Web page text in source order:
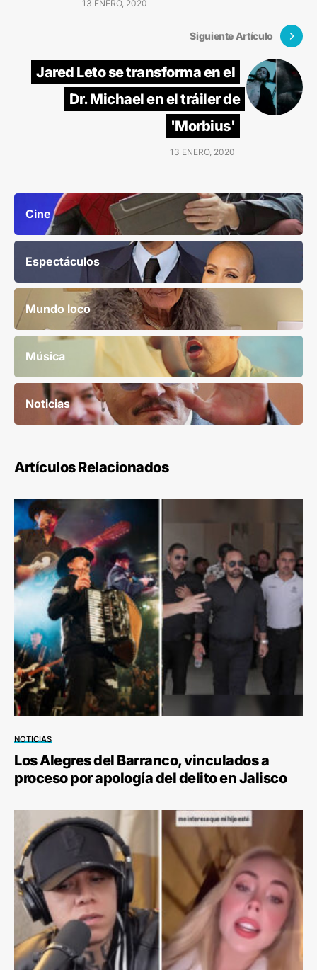
13 ENERO, 2020
Siguiente Artículo
Jared Leto se transforma en el
Dr. Michael en el tráiler de
'Morbius'
13 ENERO, 2020
Cine
Espectáculos
Mundo loco
Música
Noticias
Artículos Relacionados
NOTICIAS
Los Alegres del Barranco, vinculados a
proceso por apología del delito en Jalisco